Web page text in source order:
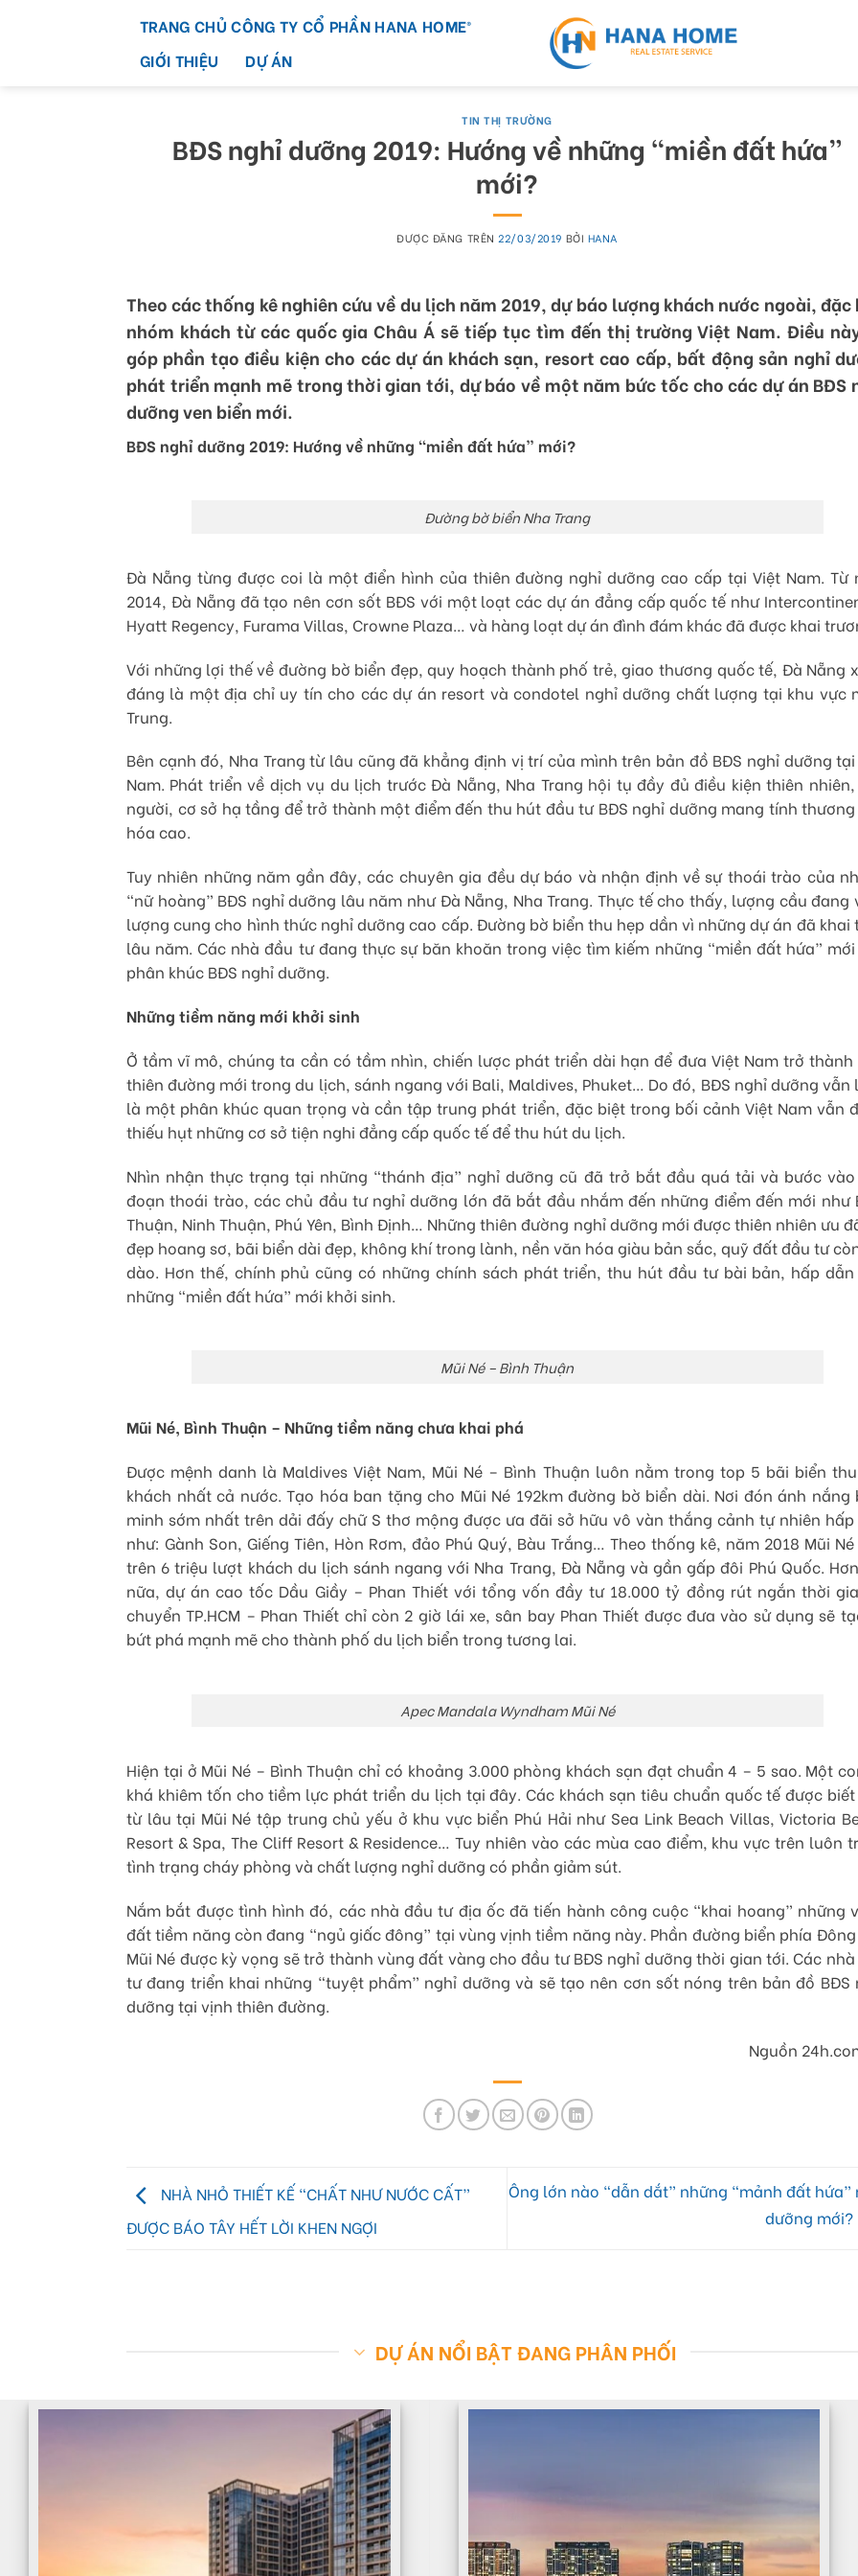
TRANG CHỦ CÔNG TY CỔ PHẦN HANA HOME®
GIỚI THIỆU
DỰ ÁN
TIN THỊ TRƯỜNG
BĐS nghỉ dưỡng 2019: Hướng về những “miền đất hứa”
mới?
ĐƯỢC ĐĂNG TRÊN 22/03/2019 BỞI HANA
Theo các thống kê nghiên cứu về du lịch năm 2019, dự báo lượng khách nước ngoài, đặc
nhóm khách từ các quốc gia Châu Á sẽ tiếp tục tìm đến thị trường Việt Nam. Điều
góp phần tạo điều kiện cho các dự án khách sạn, resort cao cấp, bất động sản nghỉ
phát triển mạnh mẽ trong thời gian tới, dự báo về một năm bức tốc cho các dự án BĐS
dưỡng ven biển mới.
BĐS nghỉ dưỡng 2019: Hướng về những “miền đất hứa” mới?
Đường bờ biển Nha Trang
Đà Nẵng từng được coi là một điển hình của thiên đường nghỉ dưỡng cao cấp tại Việt Nam. Từ
2014, Đà Nẵng đã tạo nên cơn sốt BĐS với một loạt các dự án đẳng cấp quốc tế như
Hyatt Regency, Furama Villas, Crowne Plaza… và hàng loạt dự án đình đám khác đã được khai
Với những lợi thế về đường bờ biển đẹp, quy hoạch thành phố trẻ, giao thương quốc tế, Đà Nẵng
đáng là một địa chỉ uy tín cho các dự án resort và condotel nghỉ dưỡng chất lượng tại khu vực
Trung.
Bên cạnh đó, Nha Trang từ lâu cũng đã khẳng định vị trí của mình trên bản đồ BĐS nghỉ dưỡng
Nam. Phát triển về dịch vụ du lịch trước Đà Nẵng, Nha Trang hội tụ đầy đủ điều kiện thiên
người, cơ sở hạ tầng để trở thành một điểm đến thu hút đầu tư BĐS nghỉ dưỡng mang tính
hóa cao.
Tuy nhiên những năm gần đây, các chuyên gia đều dự báo và nhận định về sự thoái trào của
“nữ hoàng” BĐS nghỉ dưỡng lâu năm như Đà Nẵng, Nha Trang. Thực tế cho thấy, lượng cầu đang
lượng cung cho hình thức nghỉ dưỡng cao cấp. Đường bờ biển thu hẹp dần vì những dự án đã khai
lâu năm. Các nhà đầu tư đang thực sự băn khoăn trong việc tìm kiếm những “miền đất hứa”
phân khúc BĐS nghỉ dưỡng.
Những tiềm năng mới khởi sinh
Ở tầm vĩ mô, chúng ta cần có tầm nhìn, chiến lược phát triển dài hạn để đưa Việt Nam trở
thiên đường mới trong du lịch, sánh ngang với Bali, Maldives, Phuket… Do đó, BĐS nghỉ dưỡng vẫn
là một phân khúc quan trọng và cần tập trung phát triển, đặc biệt trong bối cảnh Việt Nam vẫn
thiếu hụt những cơ sở tiện nghi đẳng cấp quốc tế để thu hút du lịch.
Nhìn nhận thực trạng tại những “thánh địa” nghỉ dưỡng cũ đã trở bắt đầu quá tải và bước
đoạn thoái trào, các chủ đầu tư nghỉ dưỡng lớn đã bắt đầu nhắm đến những điểm đến mới như
Thuận, Ninh Thuận, Phú Yên, Bình Định… Những thiên đường nghỉ dưỡng mới được thiên nhiên ưu
đẹp hoang sơ, bãi biển dài đẹp, không khí trong lành, nền văn hóa giàu bản sắc, quỹ đất đầu tư
dào. Hơn thế, chính phủ cũng có những chính sách phát triển, thu hút đầu tư bài bản, hấp dẫn
những “miền đất hứa” mới khởi sinh.
Mũi Né – Bình Thuận
Mũi Né, Bình Thuận – Những tiềm năng chưa khai phá
Được mệnh danh là Maldives Việt Nam, Mũi Né – Bình Thuận luôn nằm trong top 5 bãi biển
khách nhất cả nước. Tạo hóa ban tặng cho Mũi Né 192km đường bờ biển dài. Nơi đón ánh nắng
minh sớm nhất trên dải đấy chữ S thơ mộng được ưa đãi sở hữu vô vàn thắng cảnh tự nhiên hấp
như: Gành Son, Giếng Tiên, Hòn Rơm, đảo Phú Quý, Bàu Trắng… Theo thống kê, năm 2018 Mũi
trên 6 triệu lượt khách du lịch sánh ngang với Nha Trang, Đà Nẵng và gần gấp đôi Phú Quốc.
nữa, dự án cao tốc Dầu Giầy – Phan Thiết với tổng vốn đầy tư 18.000 tỷ đồng rút ngắn thời
chuyển TP.HCM – Phan Thiết chỉ còn 2 giờ lái xe, sân bay Phan Thiết được đưa vào sử dụng sẽ
bứt phá mạnh mẽ cho thành phố du lịch biển trong tương lai.
Apec Mandala Wyndham Mũi Né
Hiện tại ở Mũi Né – Bình Thuận chỉ có khoảng 3.000 phòng khách sạn đạt chuẩn 4 – 5 sao. Một
khá khiêm tốn cho tiềm lực phát triển du lịch tại đây. Các khách sạn tiêu chuẩn quốc tế được biết
từ lâu tại Mũi Né tập trung chủ yếu ở khu vực biển Phú Hải như Sea Link Beach Villas, Victoria
Resort & Spa, The Cliff Resort & Residence… Tuy nhiên vào các mùa cao điểm, khu vực trên luôn
tình trạng cháy phòng và chất lượng nghỉ dưỡng có phần giảm sút.
Nắm bắt được tình hình đó, các nhà đầu tư địa ốc đã tiến hành công cuộc “khai hoang” những
đất tiềm năng còn đang “ngủ giấc đông” tại vùng vịnh tiềm năng này. Phần đường biển phía
Mũi Né được kỳ vọng sẽ trở thành vùng đất vàng cho đầu tư BĐS nghỉ dưỡng thời gian tới. Các
tư đang triển khai những “tuyệt phẩm” nghỉ dưỡng và sẽ tạo nên cơn sốt nóng trên bản đồ BĐS
dưỡng tại vịnh thiên đường.
Nguồn
NHÀ NHỎ THIẾT KẾ “CHẤT NHƯ NƯỚC CẤT”
ĐƯỢC BÁO TÂY HẾT LỜI KHEN NGỢI
Ông lớn nào “dẫn dắt” những “mảnh đất hứa”
dưỡng mới?
DỰ ÁN NỔI BẬT ĐANG PHÂN PHỐI